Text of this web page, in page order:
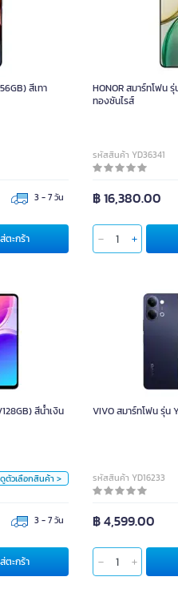
สีเทา
3 - 7 วัน
ตะกร้า
HONOR สมาร์ทโฟน
ทองซันไรส์
รหัสสินค้า YD36341
฿ 16,380.00
สีน้ำเงิน
ดูตัวเลือกสินค้า >
3 - 7 วัน
ตะกร้า
สีน้ำเงิน
คร.
VIVO สมาร์ทโฟน รุ่น
รหัสสินค้า YD16233
฿ 4,599.00
VIVO สมาร์ทโ
ใส่ตะกร้า